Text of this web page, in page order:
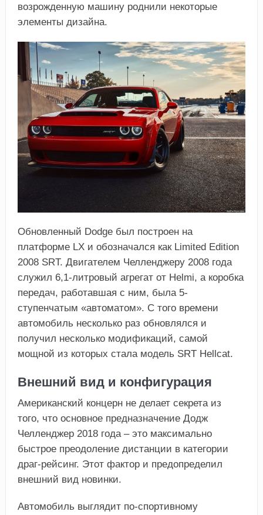
возрожденную машину роднили некоторые
элементы дизайна.
Обновленный Dodge был построен на
платформе LX и обозначался как Limited Edition
2008 SRT. Двигателем Челленджеру 2008 года
служил 6,1-литровый агрегат от Helmi, а коробка
передач, работавшая с ним, была 5-
ступенчатым «автоматом». С того времени
автомобиль несколько раз обновлялся и
получил несколько модификаций, самой
мощной из которых стала модель SRT Hellcat.
Внешний вид и конфигурация
Американский концерн не делает секрета из
того, что основное предназначение Додж
Челленджер 2018 года – это максимально
быстрое преодоление дистанции в категории
драг-рейсинг. Этот фактор и предопределил
внешний вид новинки.
Автомобиль выглядит по-спортивному